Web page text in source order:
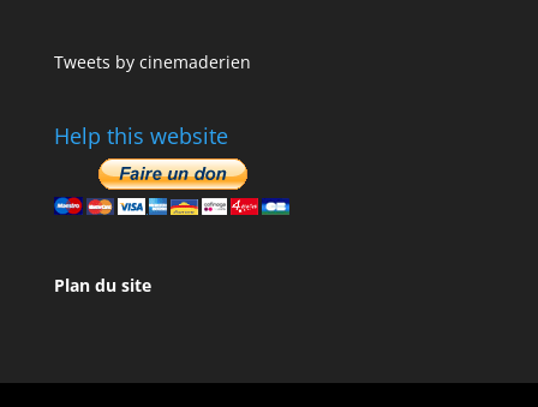
Tweets by cinemaderien
Help this website
Plan du site